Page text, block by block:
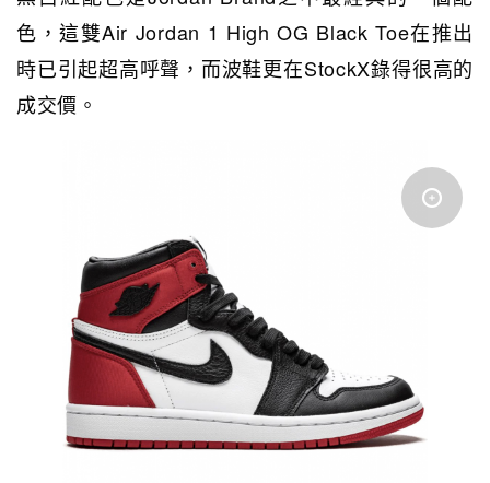
色，這雙Air Jordan 1 High OG Black Toe在推出
時已引起超高呼聲，而波鞋更在StockX錄得很高的
成交價。